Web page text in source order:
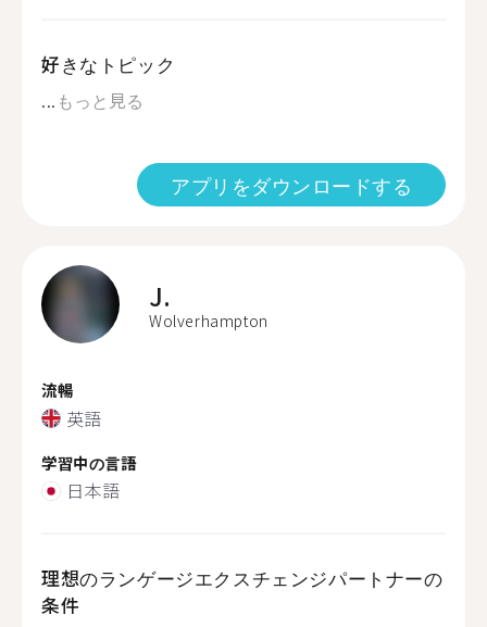
好きなトピック
... もっと見る
アプリをダウンロードする
J.
Wolverhampton
流暢
英語
学習中の言語
日本語
理想のランゲージエクスチェンジパートナーの
条件